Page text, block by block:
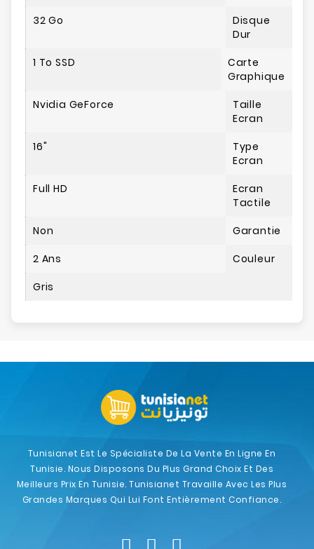
32 Go
Disque
Dur
1 To SSD
Carte
Graphique
Nvidia GeForce
Taille
Ecran
16"
Type
Ecran
Full HD
Ecran
Tactile
Non
Garantie
2 Ans
Couleur
Gris
Tunisianet Est Le Spécialiste De La Vente En Ligne En
Tunisie. Nous Disposons Du Plus Grand Choix Et Des
Meilleurs Prix En Tunisie. Tunisianet Travaille Avec Les Plus
Grandes Marques Qui Lui Font Entièrement Confiance.